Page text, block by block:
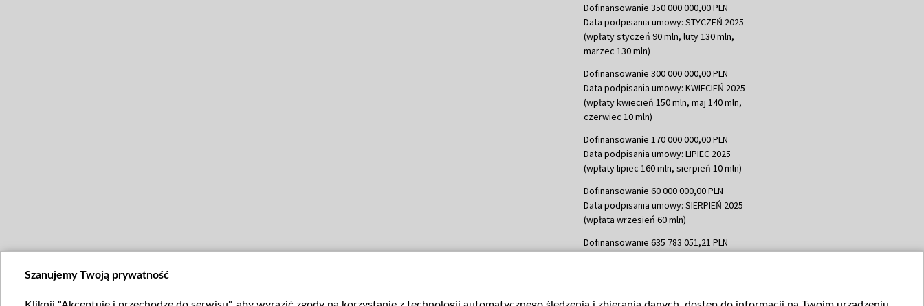
Dofinansowanie 350 000 000,00 PLN
Data podpisania umowy: STYCZEŃ 2025
(wpłaty styczeń 90 mln, luty 130 mln,
marzec 130 mln)
Dofinansowanie 300 000 000,00 PLN
Data podpisania umowy: KWIECIEŃ 2025
(wpłaty kwiecień 150 mln, maj 140 mln,
czerwiec 10 mln)
Dofinansowanie 170 000 000,00 PLN
Data podpisania umowy: LIPIEC 2025
(wpłaty lipiec 160 mln, sierpień 10 mln)
Dofinansowanie 60 000 000,00 PLN
Data podpisania umowy: SIERPIEŃ 2025
(wpłata wrzesień 60 mln)
Dofinansowanie 635 783 051,21 PLN
Szanujemy Twoją prywatność